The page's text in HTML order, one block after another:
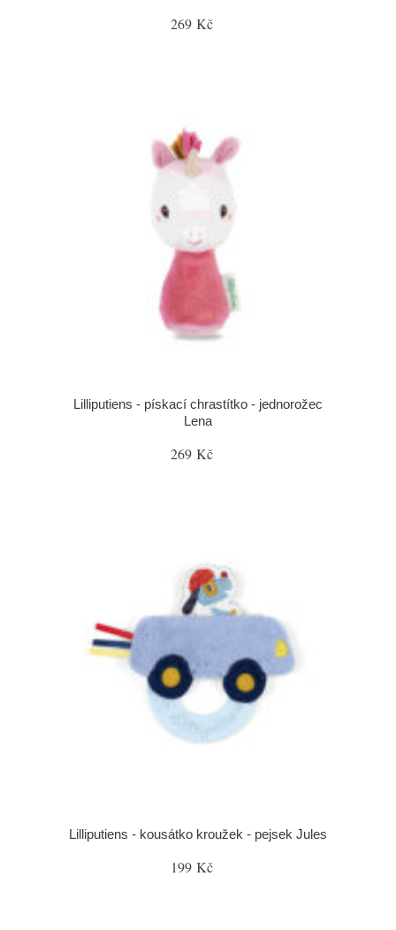
269 Kč
Lilliputiens - pískací chrastítko - jednorožec
Lena
269 Kč
Lilliputiens - kousátko kroužek - pejsek Jules
199 Kč